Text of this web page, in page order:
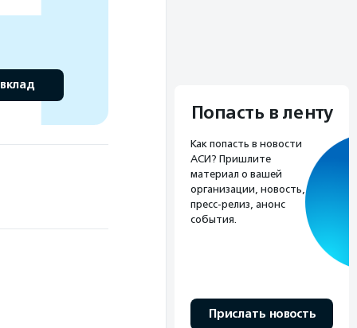
Попасть в ленту
Как попасть в новости
АСИ? Пришлите
материал о вашей
организации, новость,
пресс-релиз, анонс
события.
Прислать новость